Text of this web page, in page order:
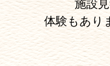
施設
体験もあり